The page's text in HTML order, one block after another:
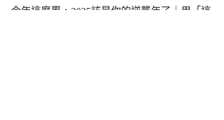
今年這麼累，2025該是你的逆襲年了｜用「這